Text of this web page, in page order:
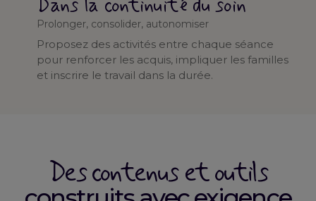
Dans la continuité du soin
Prolonger, consolider, autonomiser
Proposez des activités entre chaque séance
pour renforcer les acquis, impliquer les familles
et inscrire le travail dans la durée.
Des contenus et outils